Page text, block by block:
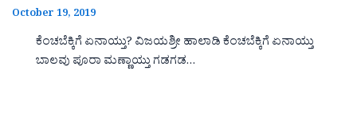
October 19, 2019
ಕೆಂಚಬೆಕ್ಕಿಗೆ ಏನಾಯ್ತು? ವಿಜಯಶ್ರೀ ಹಾಲಾಡಿ ಕೆಂಚಬೆಕ್ಕಿಗೆ ಏನಾಯ್ತು
ಬಾಲವು ಪೂರಾ ಮಣ್ಣಾಯ್ತು ಗಡಗಡ…